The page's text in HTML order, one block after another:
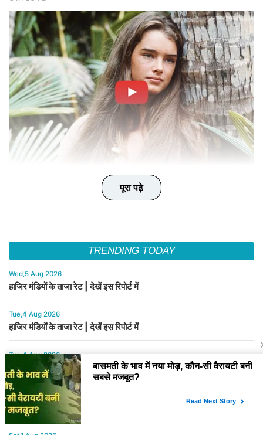
पूरा पढ़े
पूरा पढ़े
पूरा पढ़े
पूरा पढ़े
पूरा पढ़े
TRENDING TODAY
Wed,5 Aug 2026
हाजिर मंडियों के ताजा रेट | देखें इस रिपोर्ट में
Tue,4 Aug 2026
हाजिर मंडियों के ताजा रेट | देखें इस रिपोर्ट में
Tue,4 Aug 2026
बासमती के भाव में नया मोड़, कौन-सी वैरायटी बनी सबसे मजबूत?
Sat,1 Aug 2026
बासमती चावल के नए भाव जारी कर दिए गए है | देखें इस रिपोर्ट में